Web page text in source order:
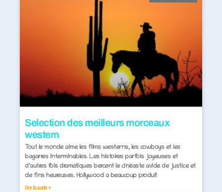
Selection des meilleurs morceaux
western
Tout le monde aime les films westerns, les cowboys et les
bagarres interminables. Les histoires parfois joyeuses et
d’autres fois dramatiques bercent le cinéaste avide de justice et
de fins heureuses. Hollywood a beaucoup produit
lire la suite »